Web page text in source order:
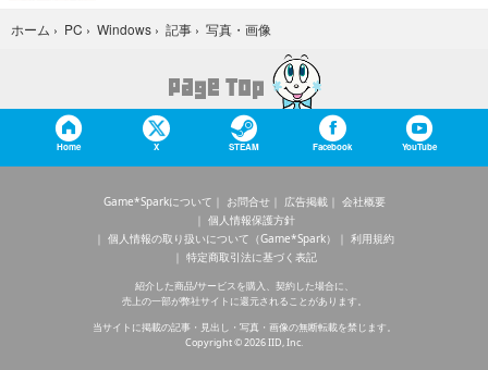
ホーム › PC › Windows › 記事 › 写真・画像
Home X STEAM Facebook YouTube
Game*Sparkについて お問合せ 広告掲載
会社概要
個人情報保護方針
個人情報の取り扱いについて（Game*Spark）
利用規約
特定商取引法に基づく表記
紹介した商品/サービスを購入、契約した場合に、
売上の一部が弊社サイトに還元されることがあります。
当サイトに掲載の記事・見出し・写真・画像の無断転載を禁じます。
Copyright © 2026 IID, Inc.